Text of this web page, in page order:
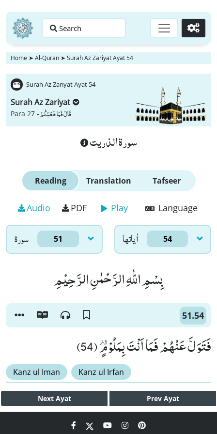
Search Go
Home ➤ Al-Quran ➤ Surah Az Zariyat Ayat 54
Surah Az Zariyat Ayat 54
Surah Az Zariyat
Para 27 -قَالَ فَمَا خَطْبُكُمْ
سورة الذريت
Reading Translation Tafseer
Audio PDF Play Language
سورۃ 51 اٰياتها 54
بِسْمِ اللّٰهِ الرَّحْمٰنِ الرَّحِیْمِ
51.54
فَتَوَلَّ عَنْهُمْ فَمَا اَنْتَ بِمَلُوْمٍ ﱭ(54)
Kanz ul Iman Kanz ul Irfan
Next Ayat Prev Ayat